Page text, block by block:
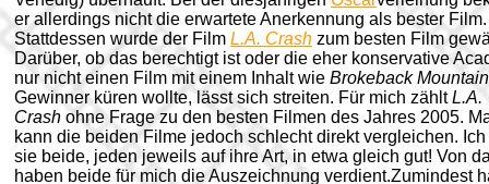
er allerdings nicht die erwartete Anerkennung als bester Film.
Stattdessen wurde der Film L.A. Crash zum besten Film
Darüber, ob das berechtigt ist oder die eher konservative
nur nicht einen Film mit einem Inhalt wie Brokeback Mountain
Gewinner küren wollte, lässt sich streiten. Für mich zähltL.A.
Crash ohne Frage zu den besten Filmen des Jahres 2005.
kann die beiden Filme jedoch schlecht direkt vergleichen. Ich
sie beide, jeden jeweils auf ihre Art, in etwa gleich gut! Von
haben beide für mich die Auszeichnung verdient.Zumindest